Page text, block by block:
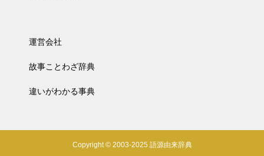
運営会社
故事ことわざ辞典
違いがわかる事典
Copyright © 2003-2025 語源由来辞典